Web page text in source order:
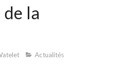
de la
Actualités